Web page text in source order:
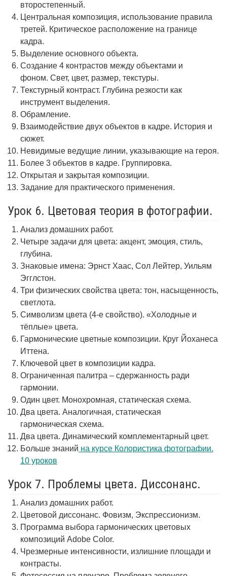
второстепенный.
Центральная композиция, использование правила
третей. Критическое расположение на границе
кадра.
Выделение основного объекта.
Создание 4 контрастов между объектами и
фоном. Свет, цвет, размер, текстуры.
Текстурный контраст. Глубина резкости как
инструмент выделения.
Обрамление.
Взаимодействие двух объектов в кадре. История и
сюжет.
Невидимые ведущие линии, указывающие на героя.
Более 3 объектов в кадре. Группировка.
Открытая и закрытая композиции.
Задание для практического применения.
Урок 6. Цветовая теория в фотографии.
Анализ домашних работ.
Четыре задачи для цвета: акцент, эмоция, стиль,
глубина.
Знаковые имена: Эрнст Хаас, Сол Лейтер, Уильям
Эгглстон.
Три физических свойства цвета: тон, насыщенность,
светлота.
Символизм цвета (4-е свойство). «Холодные и
тёплые» цвета.
Гармонические цветные композиции. Круг Йоханеса
Иттена.
Ключевой цвет в композиции кадра.
Ограниченная палитра – сдержанность ради
гармонии.
Один цвет. Монохромная, статическая схема.
Два цвета. Аналогичная, статическая
гармоническая схема.
Два цвета. Динамический комплементарный цвет.
Больше знаний на курсе Колористика фотографии.
10 уроков
Урок 7. Проблемы цвета. Диссонанс.
Анализ домашних работ.
Цветовой диссонанс. Фовизм, Экспрессионизм.
Программа выбора гармонических цветовых
композиций Adobe Color.
Чрезмерные интенсивности, излишние площади и
контрасты.